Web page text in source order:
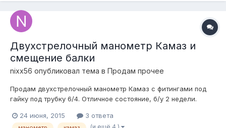
Двухстрелочный манометр Камаз и
смещение балки
nixx56 опубликовал тема в Продам прочее
Продам двухстрелочный манометр Камаз с фитингами под
гайку под трубку 6/4. Отличное состояние, б/у 2 недели.
рукавов (надо же самому проверить это :) ) Цена 800р
24 июня, 2015 3 ответа